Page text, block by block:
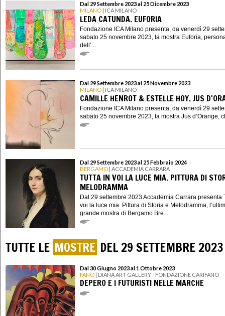
Dal 29 Settembre 2023 al 25 Dicembre 2023
MILANO | ICA MILANO
LEDA CATUNDA. EUFORIA
Fondazione ICA Milano presenta, da venerdì 29
sabato 25 novembre 2023, la mostra Euforia,
dell’...
Dal 29 Settembre 2023 al 25 Novembre 2023
MILANO | ICA MILANO
CAMILLE HENROT & ESTELLE HOY. JUS
Fondazione ICA Milano presenta, da venerdì 29
sabato 25 novembre 2023, la mostra Jus d’Orange,
Dal 29 Settembre 2023 al 25 Febbraio 2024
BERGAMO | ACCADEMIA CARRARA
TUTTA IN VOI LA LUCE MIA. PITTURA DI
MELODRAMMA
Dal 29 settembre 2023 Accademia Carrara presenta
voi la luce mia. Pittura di Storia e Melodramma,
grande mostra di Bergamo Bre...
TUTTE LE MOSTRE DEL 29 SETTEMBRE 2023
Dal 30 Giugno 2023 al 1 Ottobre 2023
FANO | DIANA ART GALLERY - FONDAZIONE CARIFANO
DEPERO E I FUTURISTI NELLE MARCHE